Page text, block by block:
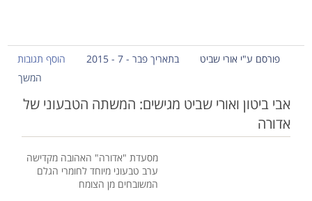
פורסם ע"י אורי שביט בתאריך פבר - 7 - 2015
הוסף תגובות
המשך
אבי ביטון ואורי שביט מגישים: המשתה הטבעוני של
אדורה
מסעדת "אדורה" האהובה מקדישה
ערב טבעוני מיוחד לחומרי הגלם
המשובחים מן הצומח